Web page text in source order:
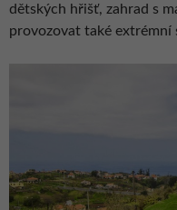
dětských hřišť, zahrad s
provozovat také extrémní